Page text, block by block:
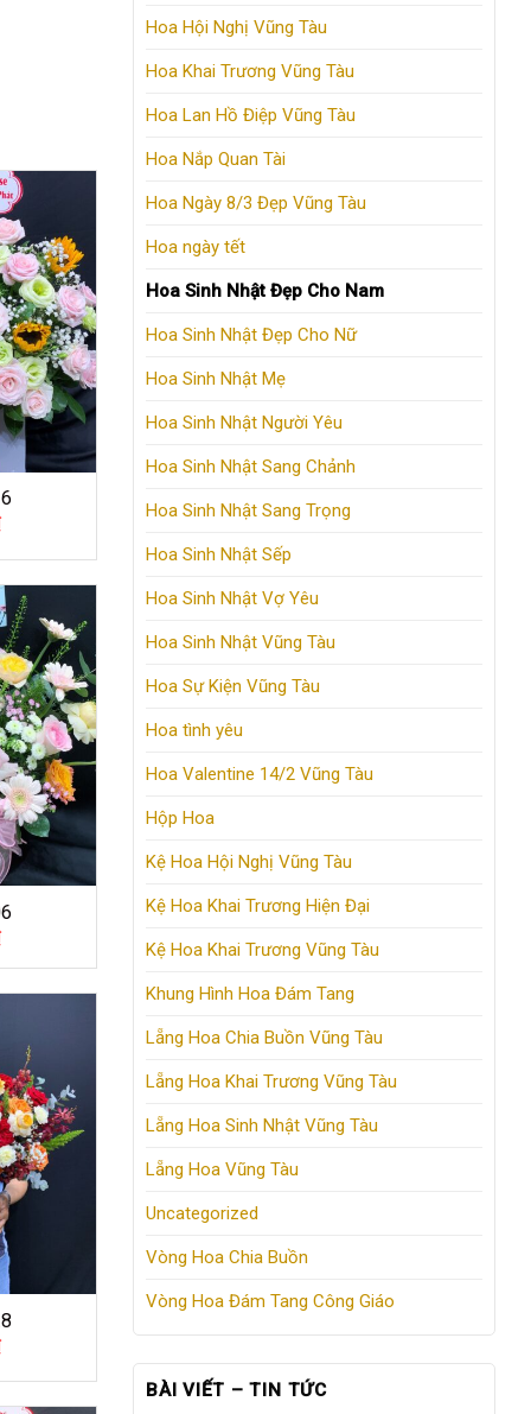
Hoa Hội Nghị Vũng Tàu
Hoa Khai Trương Vũng Tàu
Hoa Lan Hồ Điệp Vũng Tàu
Hoa Nắp Quan Tài
Hoa Ngày 8/3 Đẹp Vũng Tàu
Hoa ngày tết
Hoa Sinh Nhật Đẹp Cho Nam
Hoa Sinh Nhật Đẹp Cho Nữ
Hoa Sinh Nhật Mẹ
Hoa Sinh Nhật Người Yêu
Hoa Sinh Nhật Sang Chảnh
Hoa Sinh Nhật Sang Trọng
Hoa Sinh Nhật Sếp
Hoa Sinh Nhật Vợ Yêu
Hoa Sinh Nhật Vũng Tàu
Hoa Sự Kiện Vũng Tàu
Hoa tình yêu
Hoa Valentine 14/2 Vũng Tàu
Hộp Hoa
Kệ Hoa Hội Nghị Vũng Tàu
Kệ Hoa Khai Trương Hiện Đại
Kệ Hoa Khai Trương Vũng Tàu
Khung Hình Hoa Đám Tang
Lẵng Hoa Chia Buồn Vũng Tàu
Lẵng Hoa Khai Trương Vũng Tàu
Lẵng Hoa Sinh Nhật Vũng Tàu
Lẵng Hoa Vũng Tàu
Uncategorized
Vòng Hoa Chia Buồn
Vòng Hoa Đám Tang Công Giáo
BÀI VIẾT – TIN TỨC